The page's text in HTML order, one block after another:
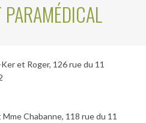
et Roger, 126 rue du 11
Chabanne, 118 rue du 11